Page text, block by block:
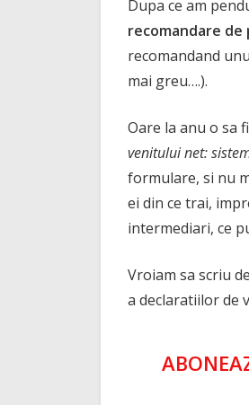
Dupa ce am
recomandare de
recomandand
mai greu….).
Oare la anu o sa
venitului net:
formulare, si nu
ei din ce trai,
intermediari, ce
Vroiam sa scriu
a declaratiilor de